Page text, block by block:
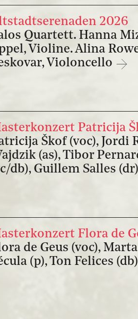
2026
Quartett. Hanna
Violine. Alina
Violoncello
Patricija
Škof (voc), Jordi
(as), Tibor
db), Guillem Salles (dr)
Flora de
de Geus (voc),
(p), Ton Felices